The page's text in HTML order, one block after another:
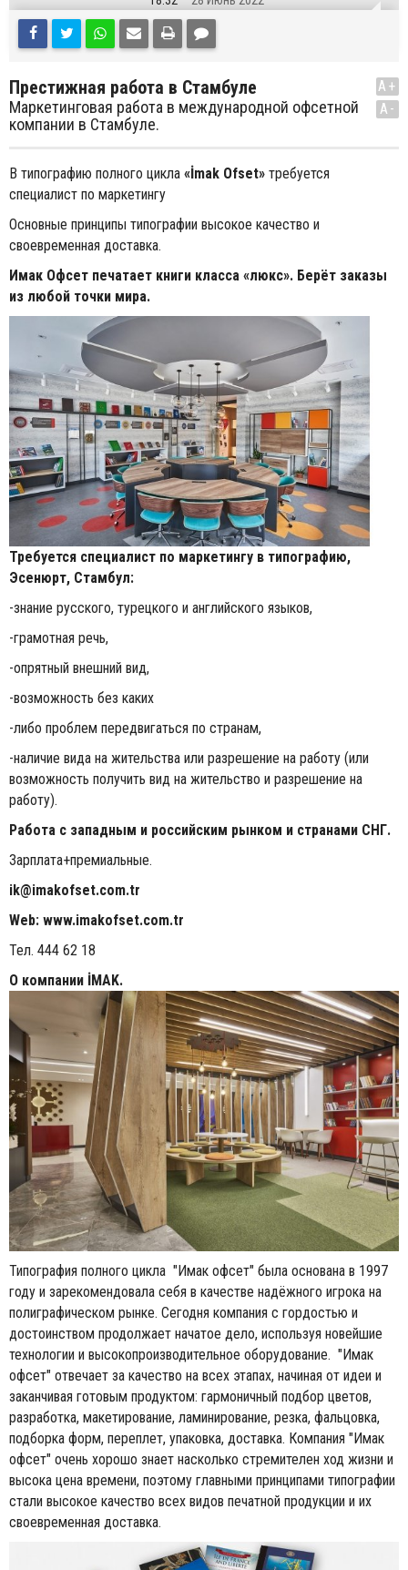
Престижная работа в Стамбуле
Маркетинговая работа в международной офсетной
компании в Стамбуле.
A+
A-
В типографию полного цикла «İmak Ofset» требуется
специалист по маркетингу
Основные принципы типографии высокое качество и
своевременная доставка.
Имак Офсет печатает книги класса «люкс». Берёт заказы
из любой точки мира.
Требуется специалист по маркетингу в типографию,
Эсенюрт, Стамбул:
-знание русского, турецкого и английского языков,
-грамотная речь,
-опрятный внешний вид,
-возможность без каких
-либо проблем передвигаться по странам,
-наличие вида на жительства или разрешение на работу (или
возможность получить вид на жительство и разрешение на
работу).
Работа с западным и российским рынком и странами СНГ.
Зарплата+премиальные.
ik@imakofset.com.tr
Web: www.imakofset.com.tr
Тел. 444 62 18
О компании İMAK.
Типография полного цикла "Имак офсет" была основана в 1997
году и зарекомендовала себя в качестве надёжного игрока на
полиграфическом рынке. Сегодня компания с гордостью и
достоинством продолжает начатое дело, используя новейшие
технологии и высокопроизводительное оборудование. "Имак
офсет" отвечает за качество на всех этапах, начиная от идеи и
заканчивая готовым продуктом: гармоничный подбор цветов,
разработка, макетирование, ламинирование, резка, фальцовка,
подборка форм, переплет, упаковка, доставка. Компания "Имак
офсет" очень хорошо знает насколько стремителен ход жизни и
высока цена времени, поэтому главными принципами типографии
стали высокое качество всех видов печатной продукции и их
своевременная доставка.